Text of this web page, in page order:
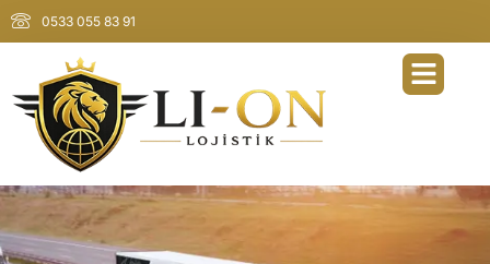
0533 055 83 91